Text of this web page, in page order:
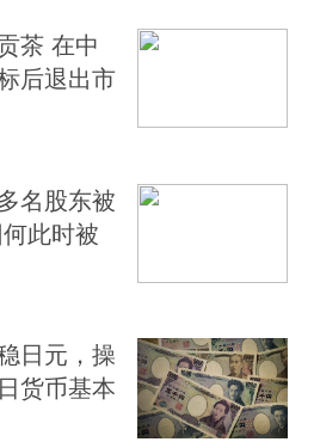
茶 在中
后退出市
名股东被
此时被
日元，操
货币基本